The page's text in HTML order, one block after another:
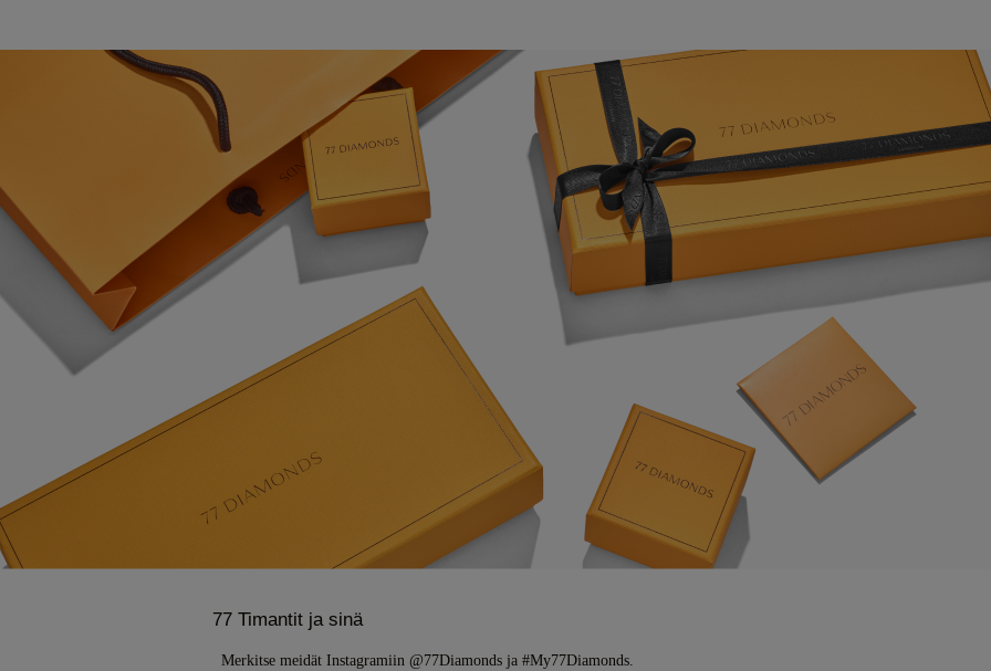
77 Timantit ja sinä
Merkitse meidät Instagramiin @77Diamonds ja #My77Diamonds.